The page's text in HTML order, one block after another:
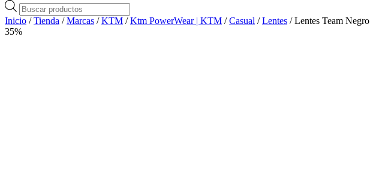
Búsqueda
de
productos
Inicio /Tienda /Marcas /KTM /Ktm PowerWear | KTM /Casual /Lentes / Lentes Team Negro
35%